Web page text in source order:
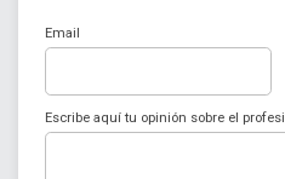
Email
Escribe aquí tu opinión sobre el